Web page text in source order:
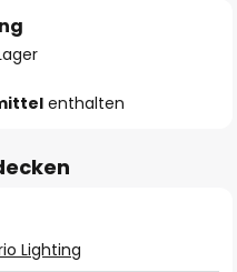
enthalten
Lighting